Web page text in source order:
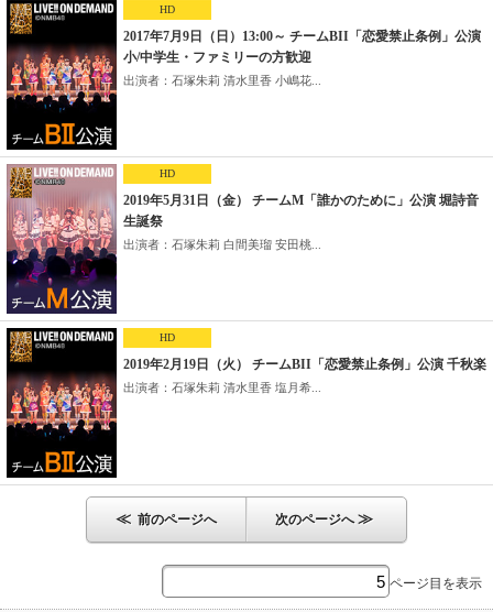
HD
2017年7月9日（日）13:00～ チームBII「恋愛禁止条例」公演
小/中学生・ファミリーの方歓迎
出演者：石塚朱莉 清水里香 小嶋花...
HD
2019年5月31日（金） チームM「誰かのために」公演 堀詩音
生誕祭
出演者：石塚朱莉 白間美瑠 安田桃...
HD
2019年2月19日（火） チームBII「恋愛禁止条例」公演 千秋楽
出演者：石塚朱莉 清水里香 塩月希...
≪ 前のページへ 次のページへ≫
ページ目を表示